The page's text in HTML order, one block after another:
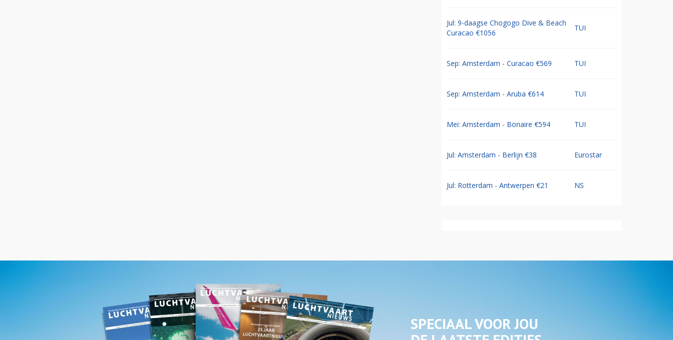
Jul: 9-daagse Chogogo Dive & Beach
Curacao €1056
TUI
Sep: Amsterdam - Curacao €569 TUI
Sep: Amsterdam - Aruba €614 TUI
Mei: Amsterdam - Bonaire €594 TUI
Jul: Amsterdam - Berlijn €38 Eurostar
Jul: Rotterdam - Antwerpen €21 NS
SPECIAAL VOOR JOU